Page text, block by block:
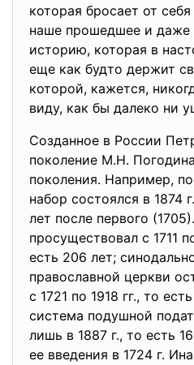
которая бросает от
наше прошедшее и даже
историю, которая в
еще как будто держит
которой, кажется,
виду, как бы далеко ни
Созданное в России
поколение М.Н.
поколения. Например,
набор состоялся в 1874
лет после первого
просуществовал с 1711
есть 206 лет;
православной церкви
с 1721 по 1918 гг., то
система подушной
лишь в 1887 г., то есть
ее введения в 1724 г.